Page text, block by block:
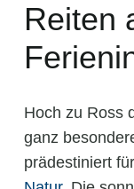
Reiten
Hoch zu Ross
ganz
prädestiniert